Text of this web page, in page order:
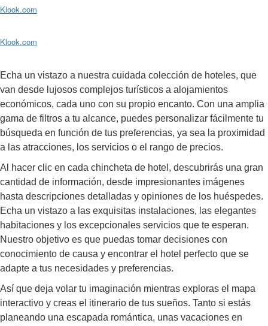
Klook.com
Klook.com
Echa un vistazo a nuestra cuidada colección de hoteles, que
van desde lujosos complejos turísticos a alojamientos
económicos, cada uno con su propio encanto. Con una amplia
gama de filtros a tu alcance, puedes personalizar fácilmente tu
búsqueda en función de tus preferencias, ya sea la proximidad
a las atracciones, los servicios o el rango de precios.
Al hacer clic en cada chincheta de hotel, descubrirás una gran
cantidad de información, desde impresionantes imágenes
hasta descripciones detalladas y opiniones de los huéspedes.
Echa un vistazo a las exquisitas instalaciones, las elegantes
habitaciones y los excepcionales servicios que te esperan.
Nuestro objetivo es que puedas tomar decisiones con
conocimiento de causa y encontrar el hotel perfecto que se
adapte a tus necesidades y preferencias.
Así que deja volar tu imaginación mientras exploras el mapa
interactivo y creas el itinerario de tus sueños. Tanto si estás
planeando una escapada romántica, unas vacaciones en